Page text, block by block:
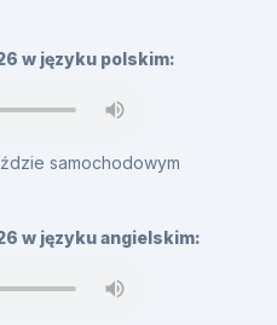
w języku polskim:
samochodowym
w języku angielskim: